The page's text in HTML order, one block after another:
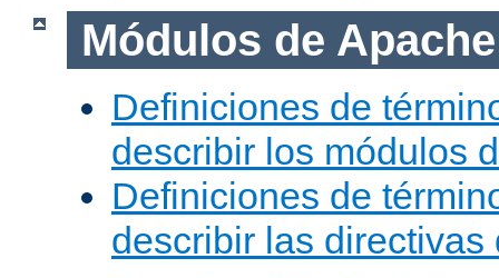
Módulos de Apache
Definiciones de
describir los módulos
Definiciones de
describir las directivas